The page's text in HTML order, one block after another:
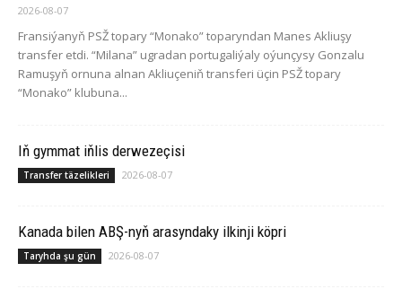
2026-08-07
Fransiýanyň PSŽ topary “Monako” toparyndan Manes Akliuşy
transfer etdi. “Milana” ugradan portugaliýaly oýunçysy Gonzalu
Ramuşyň ornuna alnan Akliuçeniň transferi üçin PSŽ topary
“Monako” klubuna...
Iň gymmat iňlis derwezeçisi
Transfer täzelikleri 2026-08-07
Ka­na­da bilen ABŞ-nyň arasyndaky ilkinji köp­ri
Taryhda şu gün 2026-08-07